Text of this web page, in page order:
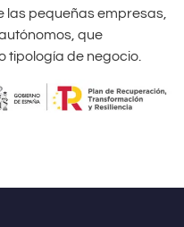
las pequeñas empresas,
que
tipología de negocio.